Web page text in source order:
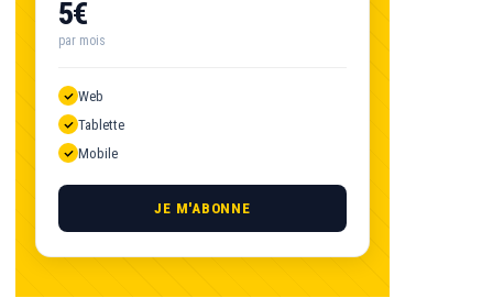
5€
par mois
Web
Tablette
Mobile
JE M'ABONNE